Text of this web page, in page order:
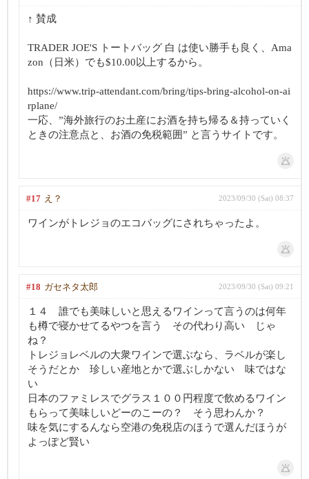
↑ 賛成
TRADER JOE'S トートバッグ 白 は使い勝手も良く、Ama
zon（日米）でも$10.00以上するから。
https://www.trip-attendant.com/bring/tips-bring-alcohol-on-ai
rplane/
一応、”海外旅行のお土産にお酒を持ち帰る＆持っていく
ときの注意点と、お酒の免税範囲” と言うサイトです。
#17 え？ 2023/09/30 (Sat) 08:37
ワインがトレジョのエコバッグにされちゃったよ。
#18 ガセネタ太郎 2023/09/30 (Sat) 09:21
１４ 誰でも美味しいと思えるワインって言うのは何年
も樽で寝かせてるやつを言う その代わり高い じゃ
ね？
トレジョレベルの大衆ワインで選ぶなら、ラベルが楽し
そうだとか 珍しい産地とかで選ぶしかない 味ではな
い
日本のファミレスでグラス１００円程度で飲めるワイン
もらって美味しいどーのこーの？ そう思わんか？
味を気にするんなら空港の免税店のほうで選んだほうが
よっぽど賢い